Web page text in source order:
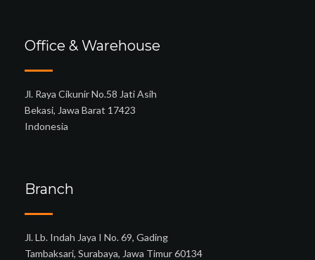
Office & Warehouse
Jl. Raya Cikunir No.58 Jati Asih
Bekasi, Jawa Barat 17423
Indonesia
Branch
Jl. Lb. Indah Jaya I No. 69, Gading
Tambaksari, Surabaya, Jawa Timur 60134